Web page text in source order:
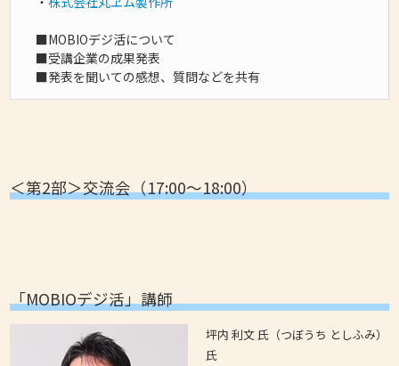
■MOBIOデジ活について
■受講企業の成果発表
■発表を聞いての感想、質問などを共有
＜第2部＞交流会（17:00～18:00）
「MOBIOデジ活」講師
坪内 利文 氏（つぼうち としふみ）
氏